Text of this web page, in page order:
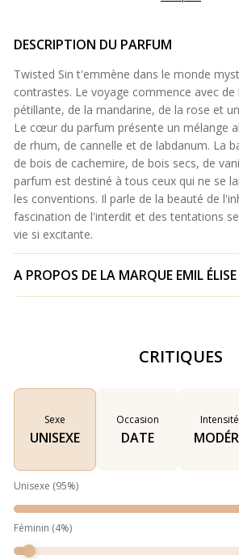
DESCRIPTION DU PARFUM
Twisted Sin t'emmène dans le monde
contrastes. Le voyage commence avec
pétillante, de la mandarine, de la rose et
Le cœur du parfum présente un mélange
de rhum, de cannelle et de labdanum. La
de bois de cachemire, de bois secs, de
parfum est destiné à tous ceux qui ne se
les conventions. Il parle de la beauté de
fascination de l'interdit et des tentations
vie si excitante.
A PROPOS DE LA MARQUE EMIL ÉLISE
CRITIQUES
Sexe
UNISEXE
Occasion
DATE
Intensité
Unisexe (95%)
Féminin (4%)